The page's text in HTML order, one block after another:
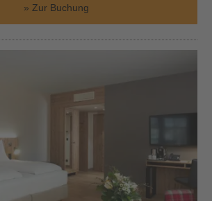
Zur Buchung